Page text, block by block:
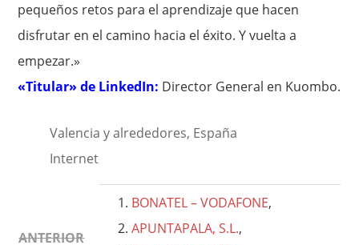
pequeños retos para el aprendizaje que hacen
disfrutar en el camino hacia el éxito. Y vuelta a
empezar.»
«Titular» de LinkedIn: Director General en Kuombo.
Valencia y alrededores, España
Internet
ANTERIOR
BONATEL – VODAFONE,
APUNTAPALA, S.L.,